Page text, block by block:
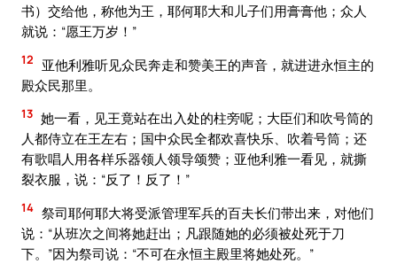
书）交给他，称他为王，耶何耶大和儿子们用膏膏他；众人
就说：“愿王万岁！”
12
亚他利雅听见众民奔走和赞美王的声音，就进进永恒主的
殿众民那里。
13 她一看，见王竟站在出入处的柱旁呢；大臣们和吹号筒的
人都侍立在王左右；国中众民全都欢喜快乐、吹着号筒；还
有歌唱人用各样乐器领人领导颂赞；亚他利雅一看见，就撕
裂衣服，说：“反了！反了！”
14 祭司耶何耶大将受派管理军兵的百夫长们带出来，对他们
说：“从班次之间将她赶出；凡跟随她的必须被处死于刀
下。”因为祭司说：“不可在永恒主殿里将她处死。”